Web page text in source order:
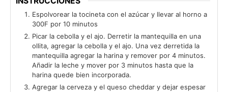
Espolvorear la tocineta con el azúcar y llevar al horno a
300F por 10 minutos
Picar la cebolla y el ajo. Derretir la mantequilla en una
ollita, agregar la cebolla y el ajo. Una vez derretida la
mantequilla agregar la harina y remover por 4 minutos.
Añadir la leche y mover por 3 minutos hasta que la
harina quede bien incorporada.
Agregar la cerveza y el queso cheddar y dejar espesar